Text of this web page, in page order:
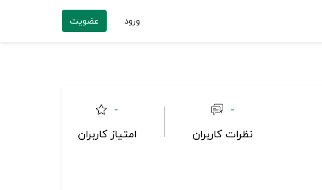
ورود عضویت
-
امتیاز کاربران
-
نظرات کاربران